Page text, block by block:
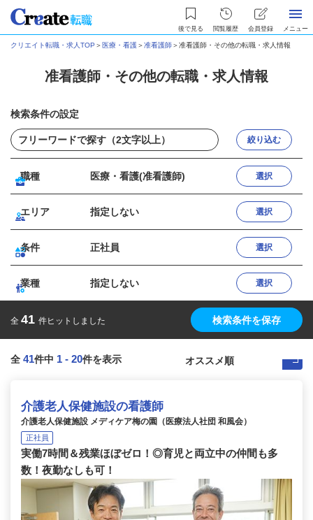
後で見る 閲覧履歴 会員登録 メニュー
クリエイト転職・求人TOP ＞ 医療・看護＞准看護師＞准看護師・その他の転職・求人情報
准看護師・その他の転職・求人情報
検索条件の設定
絞り込む
職種 医療・看護(准看護師) 選択
エリア 指定しない 選択
条件 正社員 選択
業種 指定しない 選択
全 41 件ヒットしました 検索条件を保存
全 41件中 1 - 20件を表示
介護老人保健施設の看護師
介護老人保健施設 メディケア梅の園（医療法人社団 和風会）
正社員
実働7時間＆残業ほぼゼロ！◎育児と両立中の仲間も多
数！夜勤なしも可！